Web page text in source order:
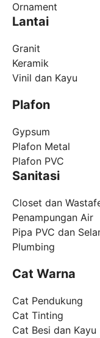
Ornament
Lantai
Granit
Keramik
Vinil dan Kayu
Plafon
Gypsum
Plafon Metal
Plafon PVC
Sanitasi
Closet dan
Penampungan Air
Pipa PVC dan
Plumbing
Cat Warna
Cat Pendukung
Cat Tinting
Cat Besi dan Kayu